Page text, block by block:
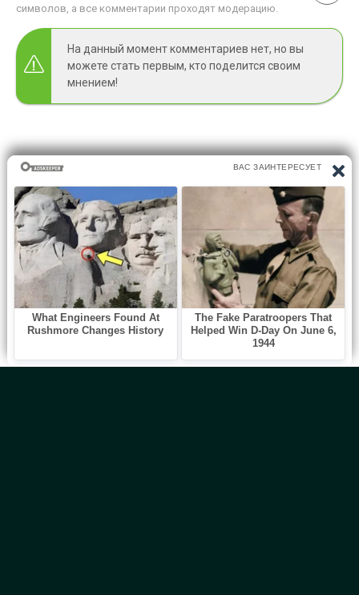
символов, а все комментарии проходят модерацию.
На данный момент комментариев нет, но вы
можете стать первым, кто поделится своим
мнением!